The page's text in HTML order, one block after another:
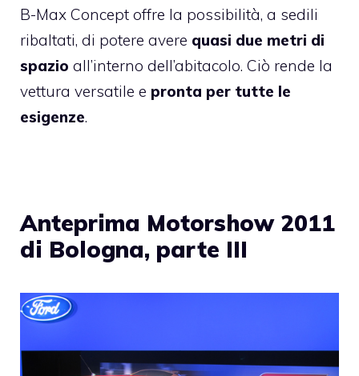
B-Max Concept offre la possibilità, a sedili
ribaltati, di potere avere quasi due metri di
spazio all’interno dell’abitacolo. Ciò rende la
vettura versatile e pronta per tutte le
esigenze.
Anteprima Motorshow 2011
di Bologna, parte III